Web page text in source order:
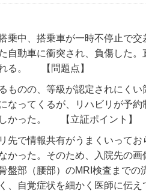
乗中、搭乗車が一時不停止で
自動車に衝突され、負傷した。
る。 【問題点】
ものの、等級が認定されにくい
なってくるが、リハビリが予
かった。 【立証ポイント】
先で情報共有がうまくいって
かった。そのため、入院先の
盤部（腰部）のMRI検査までの
、自覚症状を細かく医師に伝